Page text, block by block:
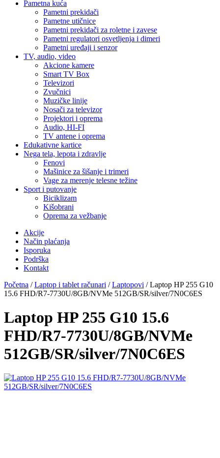
Pametna kuća
Pametni prekidači
Pametne utičnice
Pametni prekidači za roletne i zavese
Pametni regulatori osvetljenja i dimeri
Pametni uređaji i senzor
TV, audio, video
Akcione kamere
Smart TV Box
Televizori
Zvučnici
Muzičke linije
Nosači za televizor
Projektori i oprema
Audio, HI-FI
TV antene i oprema
Edukativne kartice
Nega tela, lepota i zdravlje
Fenovi
Mašinice za šišanje i trimeri
Vage za merenje telesne težine
Sport i putovanje
Biciklizam
Kišobrani
Oprema za vežbanje
Akcije
Način plaćanja
Isporuka
Podrška
Kontakt
Početna /Laptop i tablet računari /Laptopovi / Laptop HP 255 G10
15.6 FHD/R7-7730U/8GB/NVMe 512GB/SR/silver/7N0C6ES
Laptop HP 255 G10 15.6
FHD/R7-7730U/8GB/NVMe
512GB/SR/silver/7N0C6ES